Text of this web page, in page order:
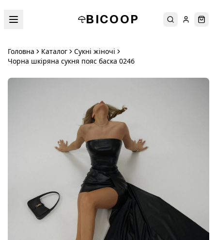
BICOOP ПошукУвійти
Головна Каталог
Сукні жіночі
Чорна шкіряна сукня пояс баска 0246